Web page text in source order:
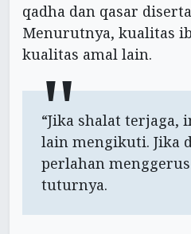
qadha dan qasar
Menurutnya, kualitas
kualitas amal lain.
“Jika shalat terjaga,
lain mengikuti. Jika
perlahan menggerus
tuturnya.